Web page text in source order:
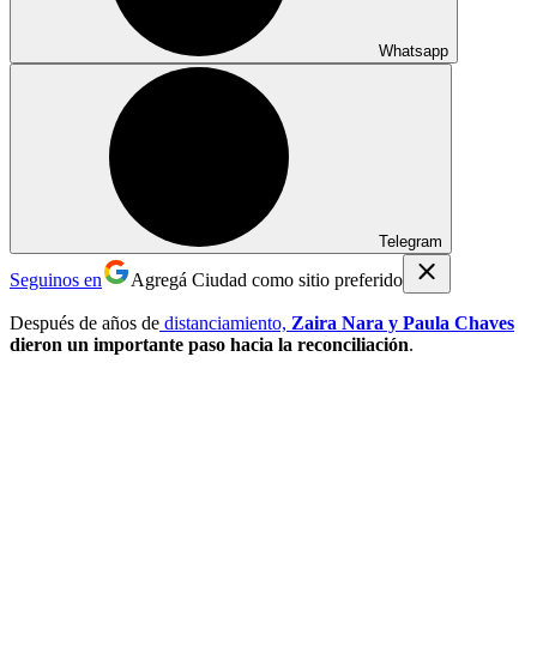
Whatsapp
Telegram
Seguinos en Agregá Ciudad como sitio preferido
Después de años de distanciamiento, Zaira Nara y Paula Chaves
dieron un importante paso hacia la reconciliación.